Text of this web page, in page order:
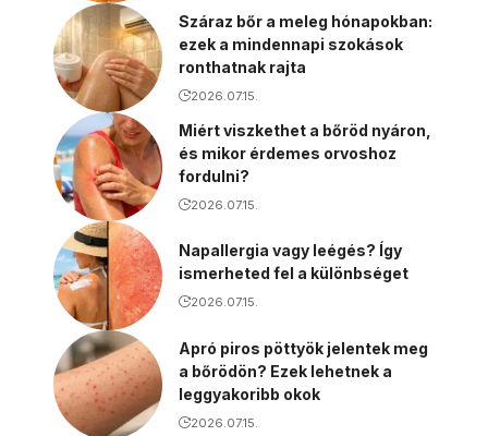
Száraz bőr a meleg hónapokban:
ezek a mindennapi szokások
ronthatnak rajta
2026.07.15.
Miért viszkethet a bőröd nyáron,
és mikor érdemes orvoshoz
fordulni?
2026.07.15.
Napallergia vagy leégés? Így
ismerheted fel a különbséget
2026.07.15.
Apró piros pöttyök jelentek meg
a bőrödön? Ezek lehetnek a
leggyakoribb okok
2026.07.15.